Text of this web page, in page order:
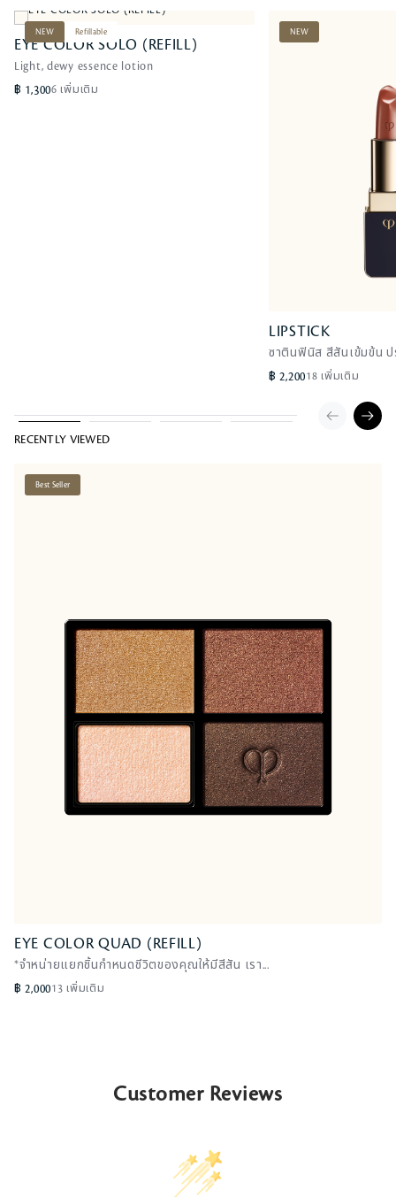
NEW Refillable
EYE COLOR SOLO (REFILL)
Light, dewy essence lotion
฿ 1,3006 เพิ่มเติม
NEW
LIPSTICK
ซาตินฟินิส สีสันเข้มข้น ป
฿ 2,20018 เพิ่มเติม
RECENTLY VIEWED
Best Seller
EYE COLOR QUAD (REFILL)
*จำหน่ายแยกชิ้นกำหนดชีวิตของคุณให้มีสีสัน เรา...
฿ 2,00013 เพิ่มเติม
EYE COLOR QUAD (REFILL)
Brown
Customer Reviews